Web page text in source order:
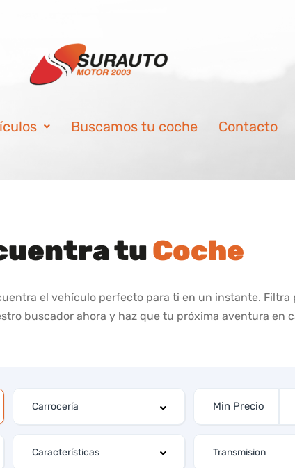
Buscamos tu coche Contacto
tuCoche
el vehículo perfecto para ti en un instante.
buscador ahora y haz que tu próxima aventura en
Características